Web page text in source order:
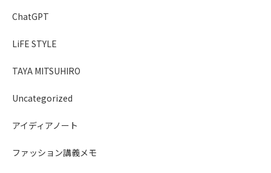
ChatGPT
LiFE STYLE
TAYA MITSUHIRO
Uncategorized
アイディアノート
ファッション講義メモ